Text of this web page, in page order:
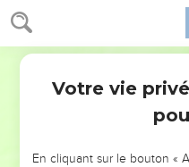
NE MANQUEZ
Votre vie
En cliquant sur le bouton «